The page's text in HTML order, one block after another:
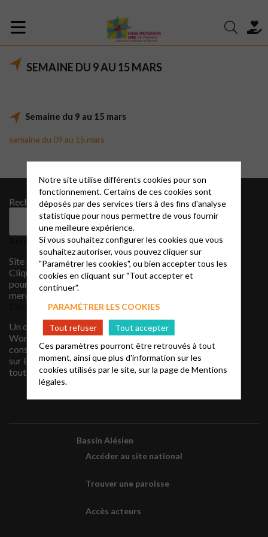
SEMAINE DU 9 AU 15 MARS
Semaine du 9 au 15 mars
semaine du 09 au 15 mars
Rechercher
Rechercher
Articles récents
Site en construction …
Cliquez sur EPUDF ALES
pour toute information,
merci !
Commentaires récents
Un commentateur
WordPresssurSite en
construction … Cliquez
sur EPUDF ALES pour
toute information, merci !
Archives
août 2022
CIMADE
Bassin Alésien
Accéder au site national
Trouver une paroisse
Accès acteurs
Notre site utilise différents cookies pour son
fonctionnement. Certains de ces cookies sont
déposés par des services tiers à des fins d'analyse
statistique pour nous permettre de vous fournir
une meilleure expérience.
Si vous souhaitez configurer les cookies que vous
souhaitez autoriser, vous pouvez cliquer sur
"Paramétrer les cookies", ou bien accepter tous les
cookies en cliquant sur "Tout accepter et
continuer".
PARAMÉTRER LES COOKIES
Tout refuser
Tout accepter
Ces paramètres pourront être retrouvés à tout
moment, ainsi que plus d'information sur les
cookies utilisés par le site, sur la page deMentions
légales.